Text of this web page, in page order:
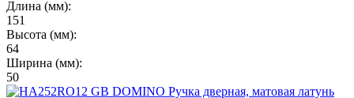
Длина (мм):
151
Высота (мм):
64
Ширина (мм):
50